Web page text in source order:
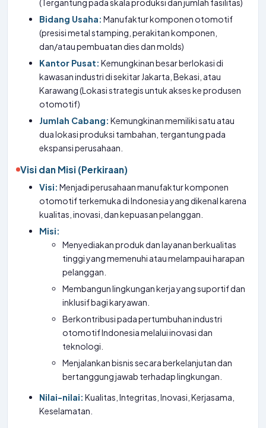
(Tergantung pada skala produksi dan jumlah fasilitas)
Bidang Usaha: Manufaktur komponen otomotif
(presisi metal stamping, perakitan komponen,
dan/atau pembuatan dies dan molds)
Kantor Pusat: Kemungkinan besar berlokasi di
kawasan industri di sekitar Jakarta, Bekasi, atau
Karawang (Lokasi strategis untuk akses ke produsen
otomotif)
Jumlah Cabang: Kemungkinan memiliki satu atau
dua lokasi produksi tambahan, tergantung pada
ekspansi perusahaan.
Visi dan Misi (Perkiraan)
Visi: Menjadi perusahaan manufaktur komponen
otomotif terkemuka di Indonesia yang dikenal karena
kualitas, inovasi, dan kepuasan pelanggan.
Misi:
Menyediakan produk dan layanan berkualitas
tinggi yang memenuhi atau melampaui harapan
pelanggan.
Membangun lingkungan kerja yang suportif dan
inklusif bagi karyawan.
Berkontribusi pada pertumbuhan industri
otomotif Indonesia melalui inovasi dan
teknologi.
Menjalankan bisnis secara berkelanjutan dan
bertanggung jawab terhadap lingkungan.
Nilai-nilai: Kualitas, Integritas, Inovasi, Kerjasama,
Keselamatan.